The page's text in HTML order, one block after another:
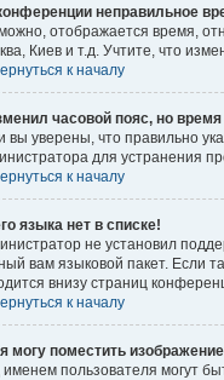
неправильное
отображается время,
Киев и т.д. Учтите, что
к началу
часовой пояс, но
вы уверены, что правильно
для устранения
к началу
языка нет в списке!
не установил
вам языковой пакет. Если
внизу страниц
к началу
я могу поместить
именем пользователя могут